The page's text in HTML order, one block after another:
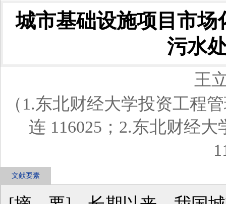
城市基础设施项目市
污水
王
（1.东北财经大学投资工程
连 116025；2.东北财经
文献要素